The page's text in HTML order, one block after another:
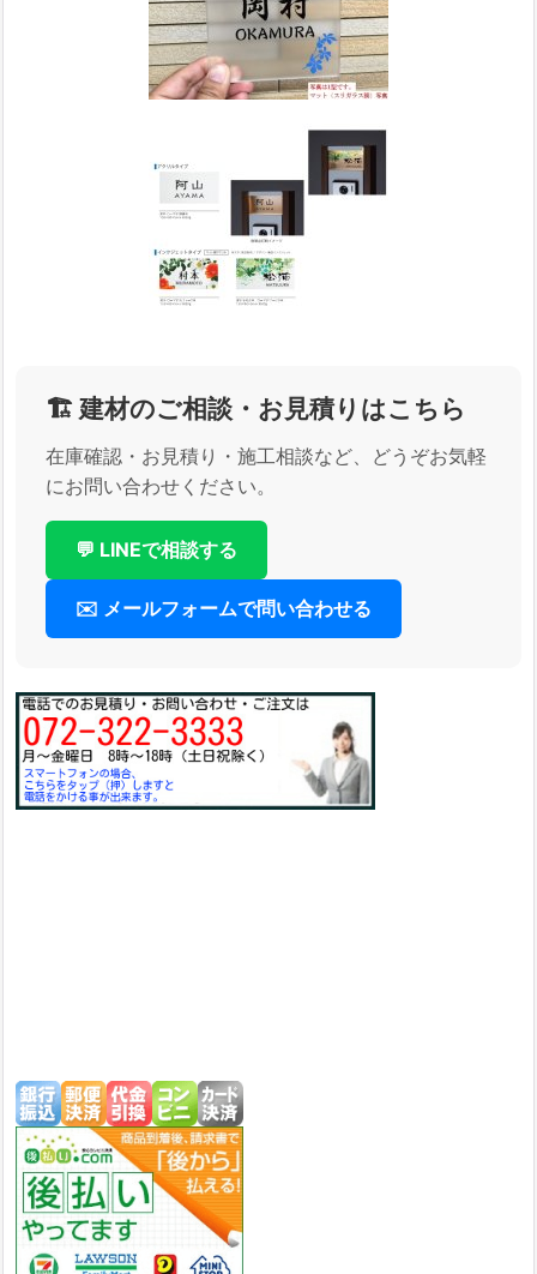
🏗️ 建材のご相談・お見積りはこちら
在庫確認・お見積り・施工相談など、どうぞお気軽
にお問い合わせください。
💬 LINEで相談する
✉️ メールフォームで問い合わせる